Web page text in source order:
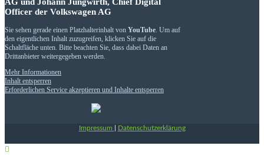
Officer der Volkswagen AG
Sie sehen gerade einen Platzhalterinhalt von YouTube . Um auf
den eigentlichen Inhalt zuzugreifen, klicken Sie auf die
Schaltfläche unten. Bitte beachten Sie, dass dabei Daten an
Drittanbieter weitergegeben werden.
Mehr Informationen
Inhalt entsperren
Erforderlichen Service akzeptieren und Inhalte entsperren
Impressum Datenschutzerklärung